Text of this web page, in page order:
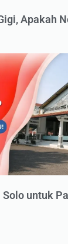
Apakah
untuk